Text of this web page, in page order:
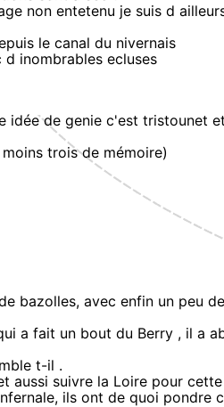
non entetenu je suis d
le canal du nivernais
inombrables ecluses
idée de genie c'est tristounet
trois de mémoire)
bazolles, avec enfin un peu
a fait un bout du Berry , il a
t-il .
aussi suivre la Loire pour
ils ont de quoi pondre